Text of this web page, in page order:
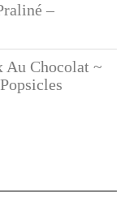
–
Au Chocolat ~